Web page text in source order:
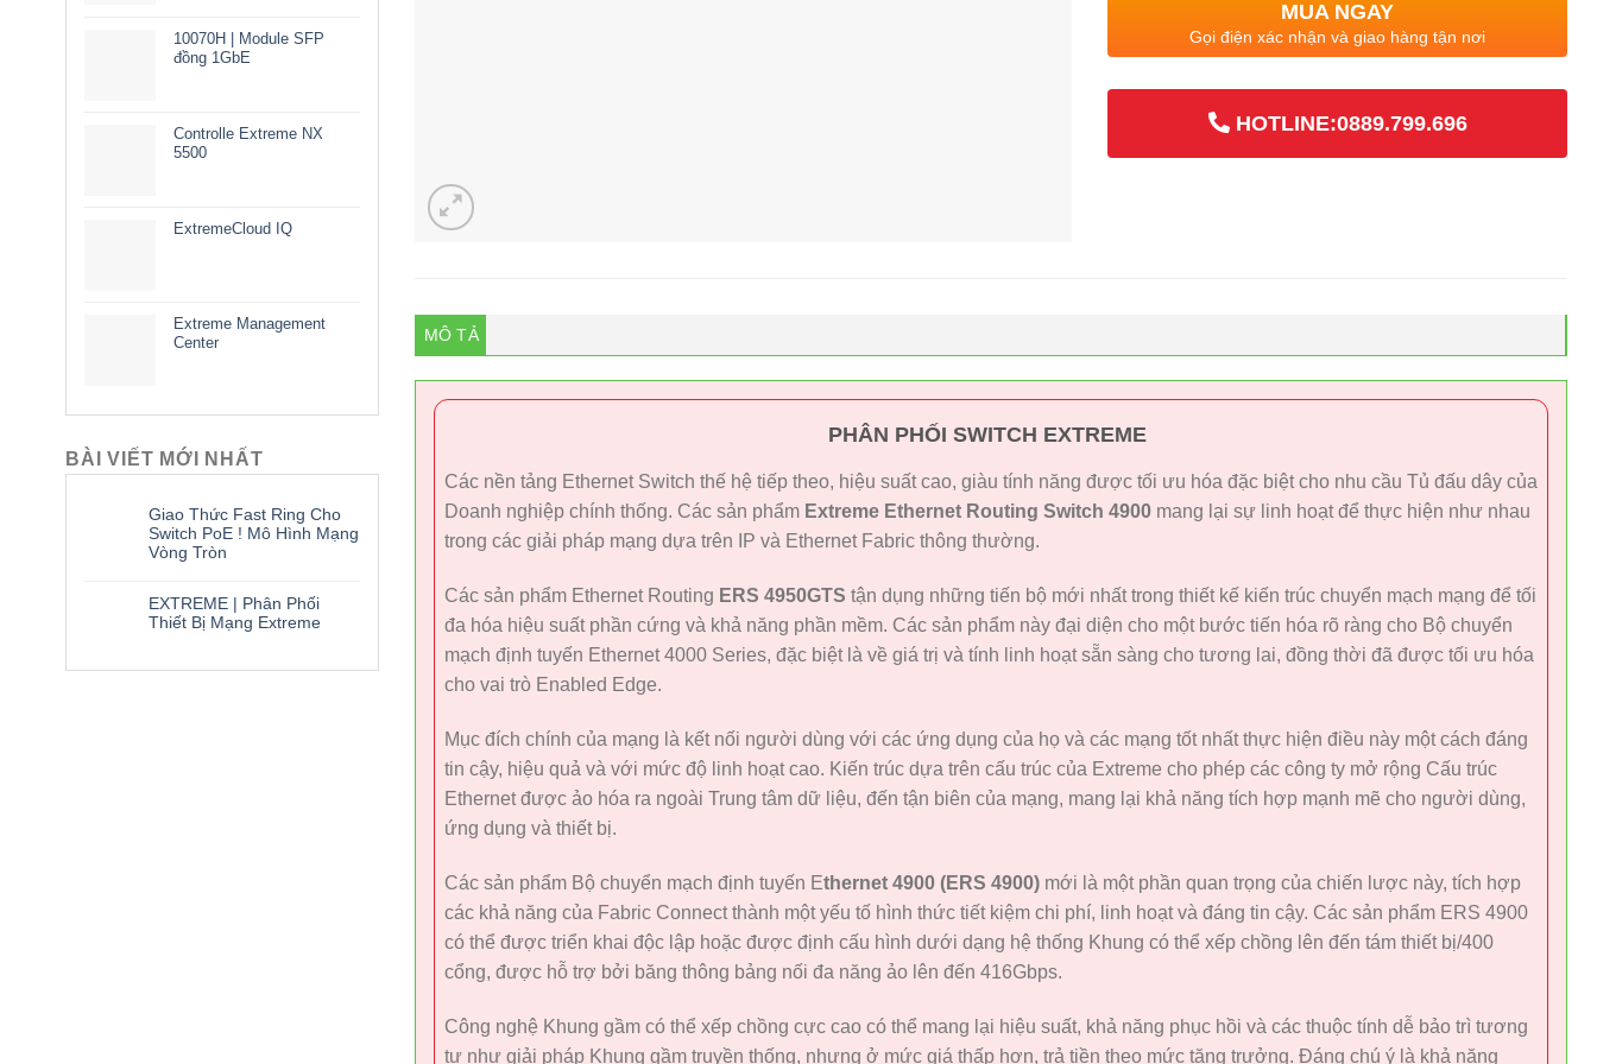
10070H | Module SFP
đồng 1GbE
Controlle Extreme NX
5500
ExtremeCloud IQ
Extreme Management
Center
BÀI VIẾT MỚI NHẤT
Giao Thức Fast Ring Cho
Switch PoE ! Mô Hình Mạng
Vòng Tròn
EXTREME | Phân Phối
Thiết Bị Mạng Extreme
MUA NGAY
Gọi điện xác nhận và giao hàng tận nơi
HOTLINE:0889.799.696
MÔ TẢ
PHÂN PHỐI SWITCH EXTREME
Các nền tảng Ethernet Switch thế hệ tiếp theo, hiệu suất cao, giàu tính năng được tối ưu hóa đặc biệt cho nhu cầu Tủ đấu dây của
Doanh nghiệp chính thống. Các sản phẩmExtreme Ethernet Routing Switch 4900mang lại sự linh hoạt để thực hiện như nhau
trong các giải pháp mạng dựa trên IP và Ethernet Fabric thông thường.
Các sản phẩm Ethernet Routing ERS 4950GTS tận dụng những tiến bộ mới nhất trong thiết kế kiến ​​trúc chuyển mạch mạng để tối
đa hóa hiệu suất phần cứng và khả năng phần mềm. Các sản phẩm này đại diện cho một bước tiến hóa rõ ràng cho Bộ chuyển
mạch định tuyến Ethernet 4000 Series, đặc biệt là về giá trị và tính linh hoạt sẵn sàng cho tương lai, đồng thời đã được tối ưu hóa
cho vai trò Enabled Edge.
Mục đích chính của mạng là kết nối người dùng với các ứng dụng của họ và các mạng tốt nhất thực hiện điều này một cách đáng
tin cậy, hiệu quả và với mức độ linh hoạt cao. Kiến trúc dựa trên cấu trúc của Extreme cho phép các công ty mở rộng Cấu trúc
Ethernet được ảo hóa ra ngoài Trung tâm dữ liệu, đến tận biên của mạng, mang lại khả năng tích hợp mạnh mẽ cho người dùng,
ứng dụng và thiết bị.
Các sản phẩm Bộ chuyển mạch định tuyến Ethernet 4900 (ERS 4900)mới là một phần quan trọng của chiến lược này, tích hợp
các khả năng của Fabric Connect thành một yếu tố hình thức tiết kiệm chi phí, linh hoạt và đáng tin cậy. Các sản phẩm ERS 4900
có thể được triển khai độc lập hoặc được định cấu hình dưới dạng hệ thống Khung có thể xếp chồng lên đến tám thiết bị/400
cổng, được hỗ trợ bởi băng thông bảng nối đa năng ảo lên đến 416Gbps.
Công nghệ Khung gầm có thể xếp chồng cực cao có thể mang lại hiệu suất, khả năng phục hồi và các thuộc tính dễ bảo trì tương
tự như giải pháp Khung gầm truyền thống, nhưng ở mức giá thấp hơn, trả tiền theo mức tăng trưởng. Đáng chú ý là khả năng